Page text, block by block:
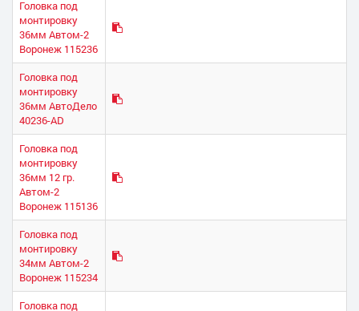
Головка под
монтировку
36мм Автом-2
Воронеж 115236
Головка под
монтировку
36мм АвтоДело
40236-AD
Головка под
монтировку
36мм 12 гр.
Автом-2
Воронеж 115136
Головка под
монтировку
34мм Автом-2
Воронеж 115234
Головка под